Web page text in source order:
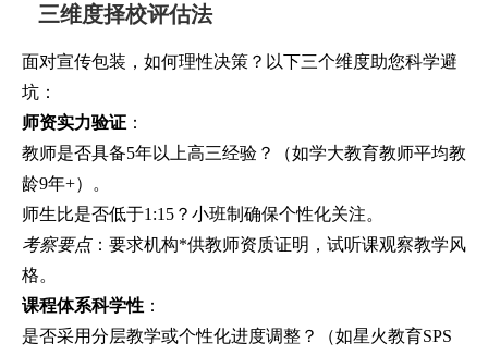
三维度择校评估法
面对宣传包装，如何理性决策？以下三个维度助您科学避
坑：
师资实力验证 ：
教师是否具备5年以上高三经验？（如学大教育教师平均教
龄9年+）。
师生比是否低于1:15？小班制确保个性化关注。
考察要点：要求机构*供教师资质证明，试听课观察教学风
格。
课程体系科学性 ：
是否采用分层教学或个性化进度调整？（如星火教育SPS